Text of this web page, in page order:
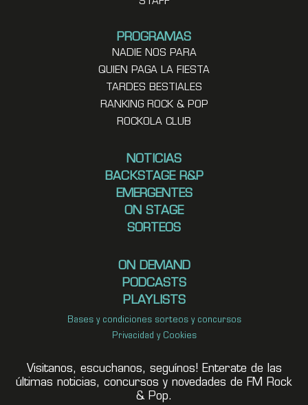
PROGRAMAS
NADIE NOS PARA
QUIEN PAGA LA FIESTA
TARDES BESTIALES
RANKING ROCK & POP
ROCKOLA CLUB
NOTICIAS
BACKSTAGE R&P
EMERGENTES
ON STAGE
SORTEOS
ON DEMAND
PODCASTS
PLAYLISTS
Bases y condiciones sorteos y concursos
Privacidad y Cookies
Visitanos, escuchanos, seguínos! Enterate de las
últimas noticias, concursos y novedades de FM Rock
& Pop.